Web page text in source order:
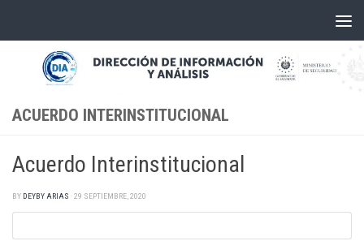
ACUERDO INTERINSTITUCIONAL
Acuerdo Interinstitucional
BY DEYBY ARIAS ·29 SEPTIEMBRE, 2020